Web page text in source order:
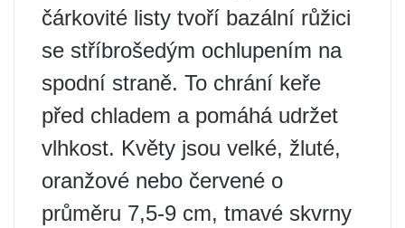
čárkovité listy tvoří bazální růžici
se stříbrošedým ochlupením na
spodní straně. To chrání keře
před chladem a pomáhá udržet
vlhkost. Květy jsou velké, žluté,
oranžové nebo červené o
průměru 7,5-9 cm, tmavé skvrny